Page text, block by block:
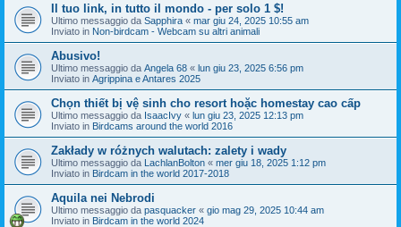
Il tuo link, in tutto il mondo - per solo 1 $!
Ultimo messaggio da Sapphira « mar giu 24, 2025 10:55 am
Inviato in Non-birdcam - Webcam su altri animali
Abusivo!
Ultimo messaggio da Angela 68 « lun giu 23, 2025 6:56 pm
Inviato in Agrippina e Antares 2025
Chọn thiết bị vệ sinh cho resort hoặc homestay cao cấp
Ultimo messaggio da IsaacIvy « lun giu 23, 2025 12:13 pm
Inviato in Birdcams around the world 2016
Zakłady w różnych walutach: zalety i wady
Ultimo messaggio da LachlanBolton « mer giu 18, 2025 1:12 pm
Inviato in Birdcam in the world 2017-2018
Aquila nei Nebrodi
Ultimo messaggio da pasquacker « gio mag 29, 2025 10:44 am
Inviato in Birdcam in the world 2024